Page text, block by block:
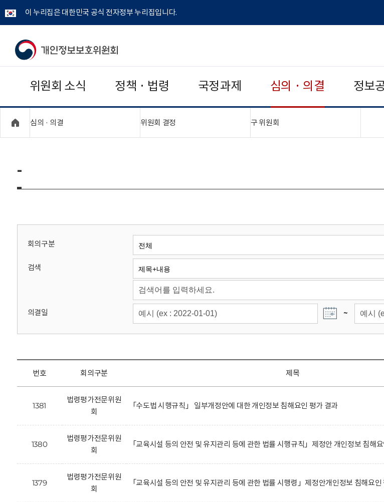
이 누리집은 대한민국 공식 전자정부 누리집입니다.
개
보
보
위
회
위원회 소식 정책 · 법령 국정과제 심의 · 의결 정보
심의 · 의결 위원회 결정 구 위원회
-
회의구분
검색
의결일 ~
번호 회의구분 제목
1381
법령평가전문위원
회
「수도법 시행규칙」 일부개정안에 대한 개인정보 침해요인 평가 결과
1380
법령평가전문위원
회
「교육시설 등의 안전 및 유지관리 등에 관한 법률 시행규칙」제정안 개인정보 침해
1379
법령평가전문위원
회
「교육시설 등의 안전 및 유지관리 등에 관한 법률 시행령」제정안개인정보 침해요인